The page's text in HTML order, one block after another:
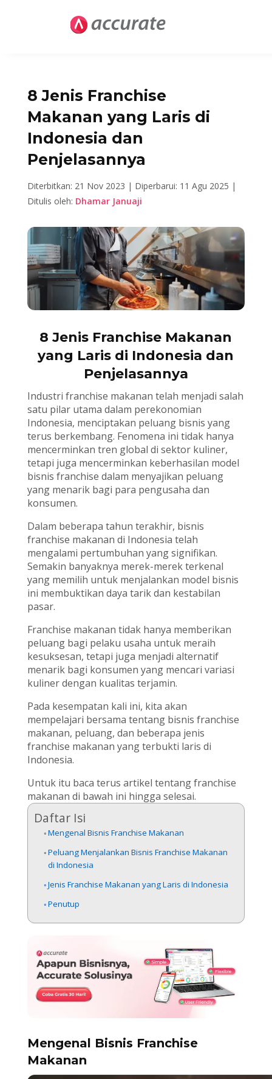
8 Jenis Franchise
Makanan yang Laris di
Indonesia dan
Penjelasannya
Diterbitkan: 21 Nov 2023 | Diperbarui: 11 Agu 2025 |
Ditulis oleh: Dhamar Januaji
8 Jenis Franchise Makanan
yang Laris di Indonesia dan
Penjelasannya
Industri franchise makanan telah menjadi salah
satu pilar utama dalam perekonomian
Indonesia, menciptakan peluang bisnis yang
terus berkembang. Fenomena ini tidak hanya
mencerminkan tren global di sektor kuliner,
tetapi juga mencerminkan keberhasilan model
bisnis franchise dalam menyajikan peluang
yang menarik bagi para pengusaha dan
konsumen.
Dalam beberapa tahun terakhir, bisnis
franchise makanan di Indonesia telah
mengalami pertumbuhan yang signifikan.
Semakin banyaknya merek-merek terkenal
yang memilih untuk menjalankan model bisnis
ini membuktikan daya tarik dan kestabilan
pasar.
Franchise makanan tidak hanya memberikan
peluang bagi pelaku usaha untuk meraih
kesuksesan, tetapi juga menjadi alternatif
menarik bagi konsumen yang mencari variasi
kuliner dengan kualitas terjamin.
Pada kesempatan kali ini, kita akan
mempelajari bersama tentang bisnis franchise
makanan, peluang, dan beberapa jenis
franchise makanan yang terbukti laris di
Indonesia.
Untuk itu baca terus artikel tentang franchise
makanan di bawah ini hingga selesai.
Daftar Isi
Mengenal Bisnis Franchise Makanan
Peluang Menjalankan Bisnis Franchise Makanan
di Indonesia
Jenis Franchise Makanan yang Laris di Indonesia
Penutup
Mengenal Bisnis Franchise
Makanan